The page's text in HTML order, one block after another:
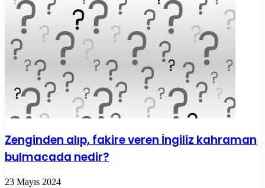
Zenginden alıp, fakire veren İngiliz kahraman
bulmacada nedir?
23 Mayıs 2024